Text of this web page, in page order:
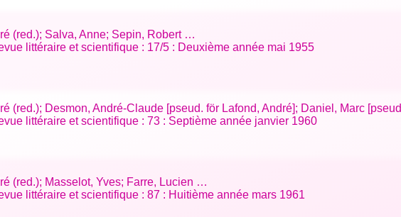
(red.); Salva, Anne; Sepin, Robert …
littéraire et scientifique : 17/5 : Deuxième année mai 1955
(red.); Desmon, André-Claude [pseud. för Lafond, André]; Daniel, Marc
littéraire et scientifique : 73 : Septième année janvier 1960
(red.); Masselot, Yves; Farre, Lucien …
littéraire et scientifique : 87 : Huitième année mars 1961